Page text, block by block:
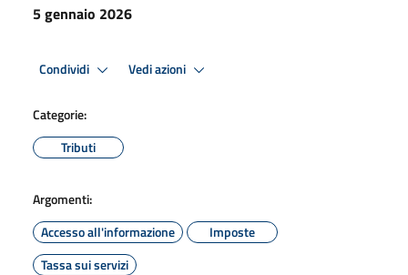
5 gennaio 2026
Condividi Vedi azioni
Categorie:
Tributi
Argomenti:
Accesso all'informazione
Imposte
Tassa sui servizi